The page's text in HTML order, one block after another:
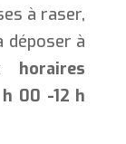
à raser,
à
00 -12 h